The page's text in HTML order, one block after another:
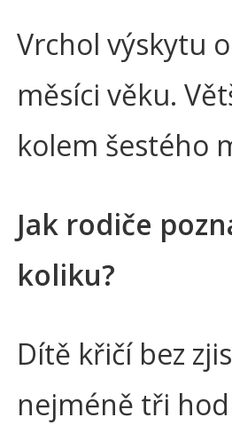
Vrchol výskytu
měsíci věku.
kolem šestého
Jak rodiče
koliku?
Dítě křičí bez
nejméně tři